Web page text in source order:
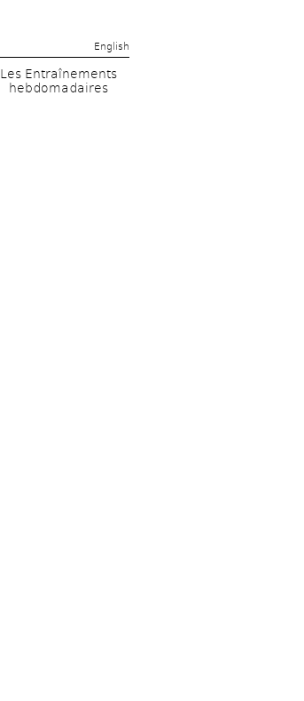
English
Les Entraînements
hebdomadaires